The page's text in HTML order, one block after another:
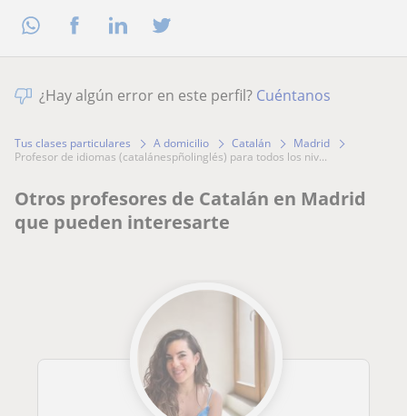
¿Hay algún error en este perfil? Cuéntanos
Tus clases particulares A domicilio Catalán
Madrid
profesor de idiomas (catalánespñolinglés) para todos los niv...
Otros profesores de Catalán en Madrid
que pueden interesarte